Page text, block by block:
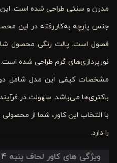
مدرن و سنتی طراحی شده است.
جنس پارچه به‌کاررفته در این
فصول است. پالت رنگی محصول
نورپردازی‌های گرم طراحی شده است.
مشخصات کیفی این مدل شامل
باکتری‌ها می‌باشد. سهولت در
با انتخاب این کاور، شما از
را دارد.
ویژگی های کاور لحاف پنبه‌ 4 تکه یک نفره ورونیکا مدل austin گلدار